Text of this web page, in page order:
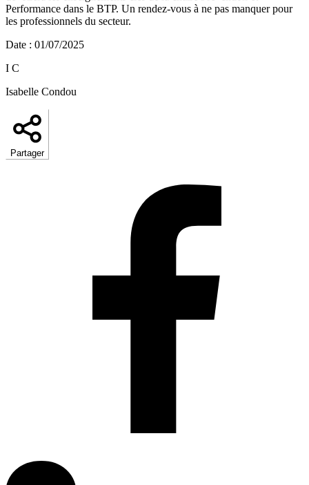
Performance dans le BTP. Un rendez-vous à ne pas manquer pour
les professionnels du secteur.
Date : 01/07/2025
I C
Isabelle Condou
Partager